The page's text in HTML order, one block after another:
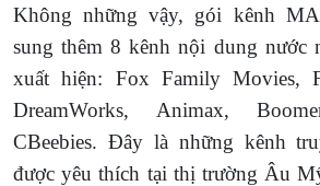
Không những vậy, gói kênh
sung thêm 8 kênh nội dung nước
xuất hiện: Fox Family Movies,
DreamWorks, Animax,
CBeebies. Đây là những kênh
được yêu thích tại thị trường Âu